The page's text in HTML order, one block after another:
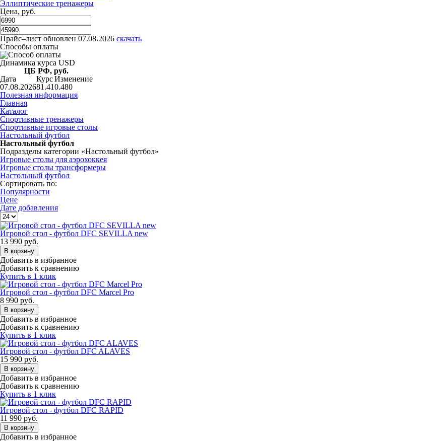
Эллиптические тренажеры
Цена, руб.
Прайс–лист обновлен 07.08.2026 скачать
Способы оплаты
Динамика курса USD
ЦБ РФ, руб.
Дата
КурсИзменение
07.08.202681.410.480
Полезная информация
Главная
Каталог
Спортивные тренажеры
Спортивные игровые столы
Настольный футбол
Настольный футбол
Подразделы категории «Настольный футбол»
Игровые столы для аэрохоккея
Игровые столы трансформеры
Настольный футбол
Сортировать по:
Популярности
Цене
Дате добавления
Игровой стол - футбол DFC SEVILLA new
13 990 руб.
В корзину
Добавить в избранное
Добавить к сравнению
Купить в 1 клик
Игровой стол - футбол DFC Marcel Pro
8 990 руб.
В корзину
Добавить в избранное
Добавить к сравнению
Купить в 1 клик
Игровой стол - футбол DFC ALAVES
15 990 руб.
В корзину
Добавить в избранное
Добавить к сравнению
Купить в 1 клик
Игровой стол - футбол DFC RAPID
11 990 руб.
В корзину
Добавить в избранное